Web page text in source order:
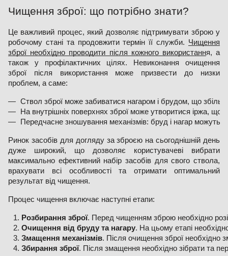
Чищення зброї: що потрібно знати?
Це важливий процес, який дозволяє підтримувати зброю у
робочому стані та продовжити термін її служби. Чищення
зброї необхідно проводити після кожного використання, а
також у профілактичних цілях. Невиконання очищення
зброї після використання може призвести до низки
проблем, а саме:
Ствол зброї може забиватися нагаром і брудом, що
На внутрішніх поверхнях зброї може утворитися іржа, що
Передчасне зношування механізмів: бруд і нагар можуть
Ринок засобів для догляду за зброєю на сьогоднішній день
дуже широкий, що дозволяє користувачеві вибрати
максимально ефективний набір засобів для свого ствола,
врахувати всі особливості та отримати оптимальний
результат від чищення.
Процес чищення включає наступні етапи:
Розбирання зброї. Перед чищенням зброю необхідно
Очищення від бруду та нагару. На цьому етапі
Змащення механізмів. Після очищення зброї необхідно
Збирання зброї. Після змащення необхідно зібрати та